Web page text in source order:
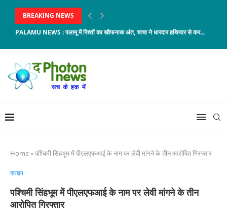
BREAKING NEWS
PALAMU NEWS : पलामू में रिश्तों का खौफनाक अंत, चाचा ने धारदार हथियार से कर...
Home»पश्चिमी सिंहभूम में पीएलएफआई के नाम पर लेवी मांगने के तीन आरोपित गिरफ्तार
क्राइम
पश्चिमी सिंहभूम में पीएलएफआई के नाम पर लेवी मांगने के तीन
आरोपित गिरफ्तार